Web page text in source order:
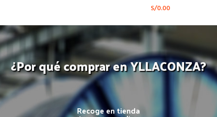
S/0.00
¿Por qué comprar en YLLACONZA?
Recoge en tienda